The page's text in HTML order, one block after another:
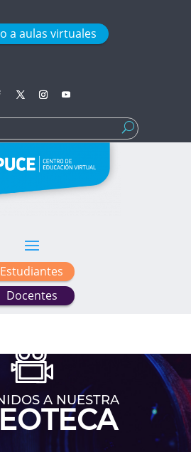
a aulas virtuales
Estudiantes
Docentes
A NUESTRA